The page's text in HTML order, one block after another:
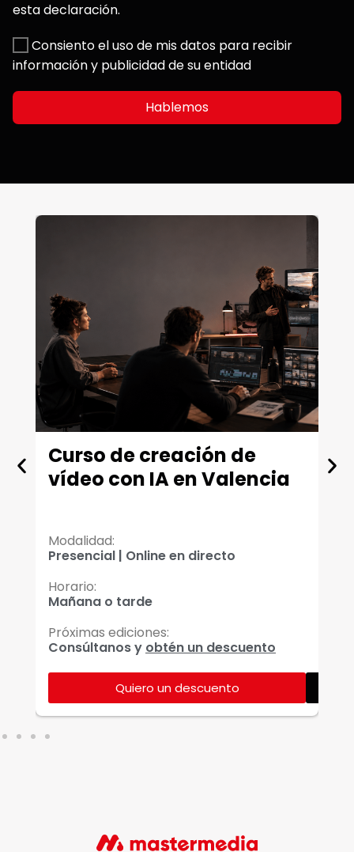
esta declaración.
Consiento el uso de mis datos para recibir
información y publicidad de su entidad
Hablemos
Ver más
Curso de creación de
vídeo con IA en Valencia
Modalidad:
Presencial | Online en directo
Horario:
Mañana o tarde
Próximas ediciones:
Consúltanos y obtén un descuento
Quiero un descuento